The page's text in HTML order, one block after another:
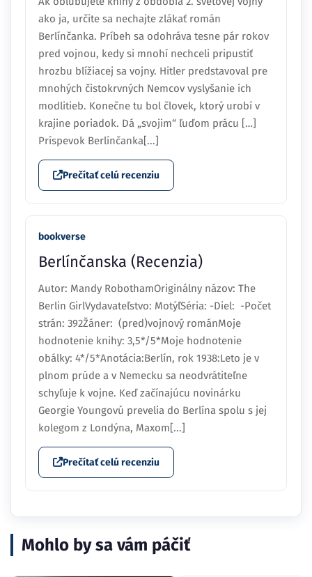
ako ja, určite sa nechajte zlákať román
Berlínčanka. Príbeh sa odohráva tesne pár rokov
pred vojnou, kedy si mnohí nechceli pripustiť
hrozbu blížiacej sa vojny. Hitler predstavoval pre
mnohých čistokrvných Nemcov vyslyšanie ich
modlitieb. Konečne tu bol človek, ktorý urobí v
krajine poriadok. Dá „svojim“ ľuďom prácu […]
Príspevok Berlínčanka[...]
Prečítať celú recenziu
bookverse
Berlínčanska (Recenzia)
Autor: Mandy RobothamOriginálny názov: The
Berlin GirlVydavateľstvo: MotýľSéria: -Diel: -Počet
strán: 392Žáner: (pred)vojnový románMoje
hodnotenie knihy: 3,5*/5*Moje hodnotenie
obálky: 4*/5*Anotácia:Berlín, rok 1938:Leto je v
plnom prúde a v Nemecku sa neodvrátiteľne
schyľuje k vojne. Keď začínajúcu novinárku
Georgie Youngovú prevelia do Berlína spolu s jej
kolegom z Londýna, Maxom[...]
Prečítať celú recenziu
Mohlo by sa vám páčiť